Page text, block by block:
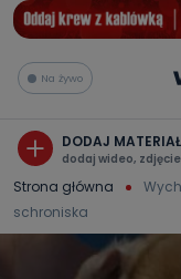
Na żywo
DODAJ MATERIAŁ
dodaj wideo,
Strona główna
schroniska